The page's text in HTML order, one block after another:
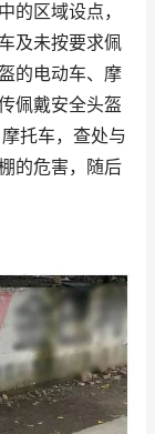
区域设点，
及未按要求佩
的电动车、摩
佩戴安全头盔
托车，查处与
的危害，随后